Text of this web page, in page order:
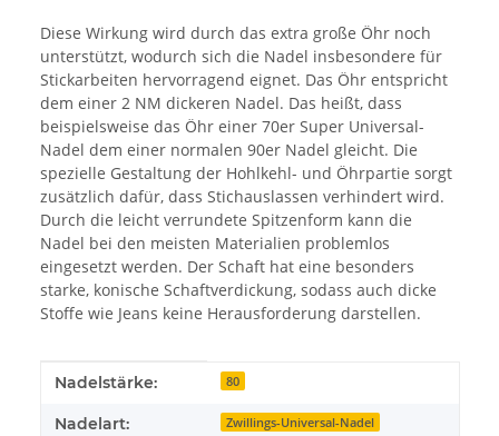
Diese Wirkung wird durch das extra große Öhr noch
unterstützt, wodurch sich die Nadel insbesondere für
Stickarbeiten hervorragend eignet. Das Öhr entspricht
dem einer 2 NM dickeren Nadel. Das heißt, dass
beispielsweise das Öhr einer 70er Super Universal-
Nadel dem einer normalen 90er Nadel gleicht. Die
spezielle Gestaltung der Hohlkehl- und Öhrpartie sorgt
zusätzlich dafür, dass Stichauslassen verhindert wird.
Durch die leicht verrundete Spitzenform kann die
Nadel bei den meisten Materialien problemlos
eingesetzt werden. Der Schaft hat eine besonders
starke, konische Schaftverdickung, sodass auch dicke
Stoffe wie Jeans keine Herausforderung darstellen.
Produkteigenschaft
Wert
Nadelstärke: 80
Nadelart: Zwillings-Universal-Nadel